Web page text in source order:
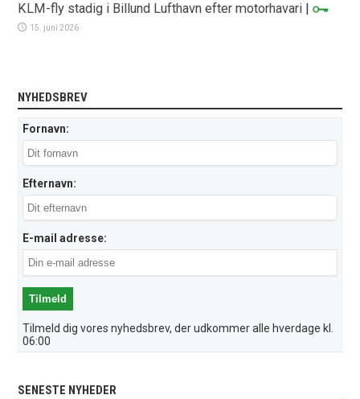
KLM-fly stadig i Billund Lufthavn efter motorhavari |
15. juni 2026
NYHEDSBREV
Fornavn:
Efternavn:
E-mail adresse:
Tilmeld dig vores nyhedsbrev, der udkommer alle hverdage kl.
06:00
SENESTE NYHEDER